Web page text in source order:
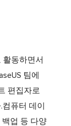
활동하면서
팀에
편집자로
퓨터 데이
백업 등 다양